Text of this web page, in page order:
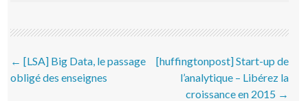
Post navigation
← [LSA] Big Data, le passage
obligé des enseignes
[huffingtonpost] Start-up de
l’analytique – Libérez la
croissance en 2015 →